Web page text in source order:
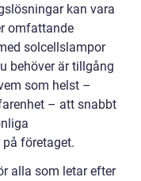
kan vara
omfattande
solcellslampor
behöver är tillgång
som helst –
– att snabbt
företaget.
alla som letar efter